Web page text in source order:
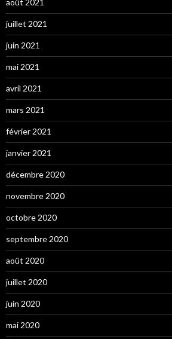
août 2021
juillet 2021
juin 2021
mai 2021
avril 2021
mars 2021
février 2021
janvier 2021
décembre 2020
novembre 2020
octobre 2020
septembre 2020
août 2020
juillet 2020
juin 2020
mai 2020